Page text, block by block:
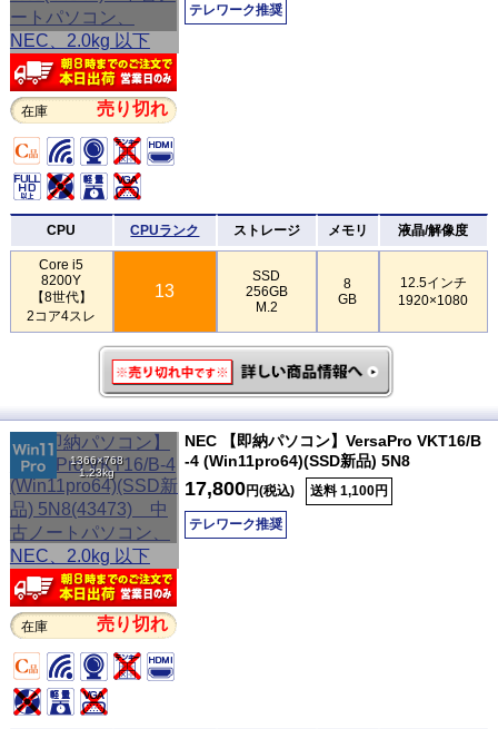
在庫 売り切れ
テレワーク推奨
CPU CPUランク ストレージ メモリ 液晶/解像度
Core i5
8200Y
【8世代】
2コア4スレ
13
SSD
256GB
M.2
8
GB
12.5インチ
1920×1080
1366×768
1.23kg
在庫 売り切れ
NEC 【即納パソコン】VersaPro VKT16/B
-4 (Win11pro64)(SSD新品) 5N8
17,800円(税込) 送料 1,100円
テレワーク推奨